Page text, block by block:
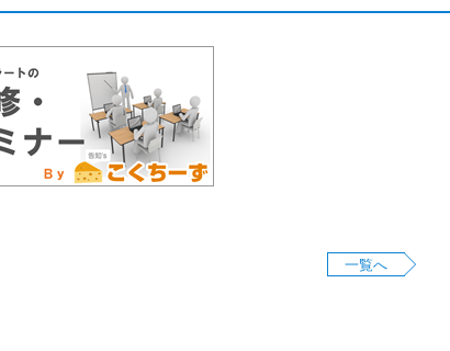
一覧へ